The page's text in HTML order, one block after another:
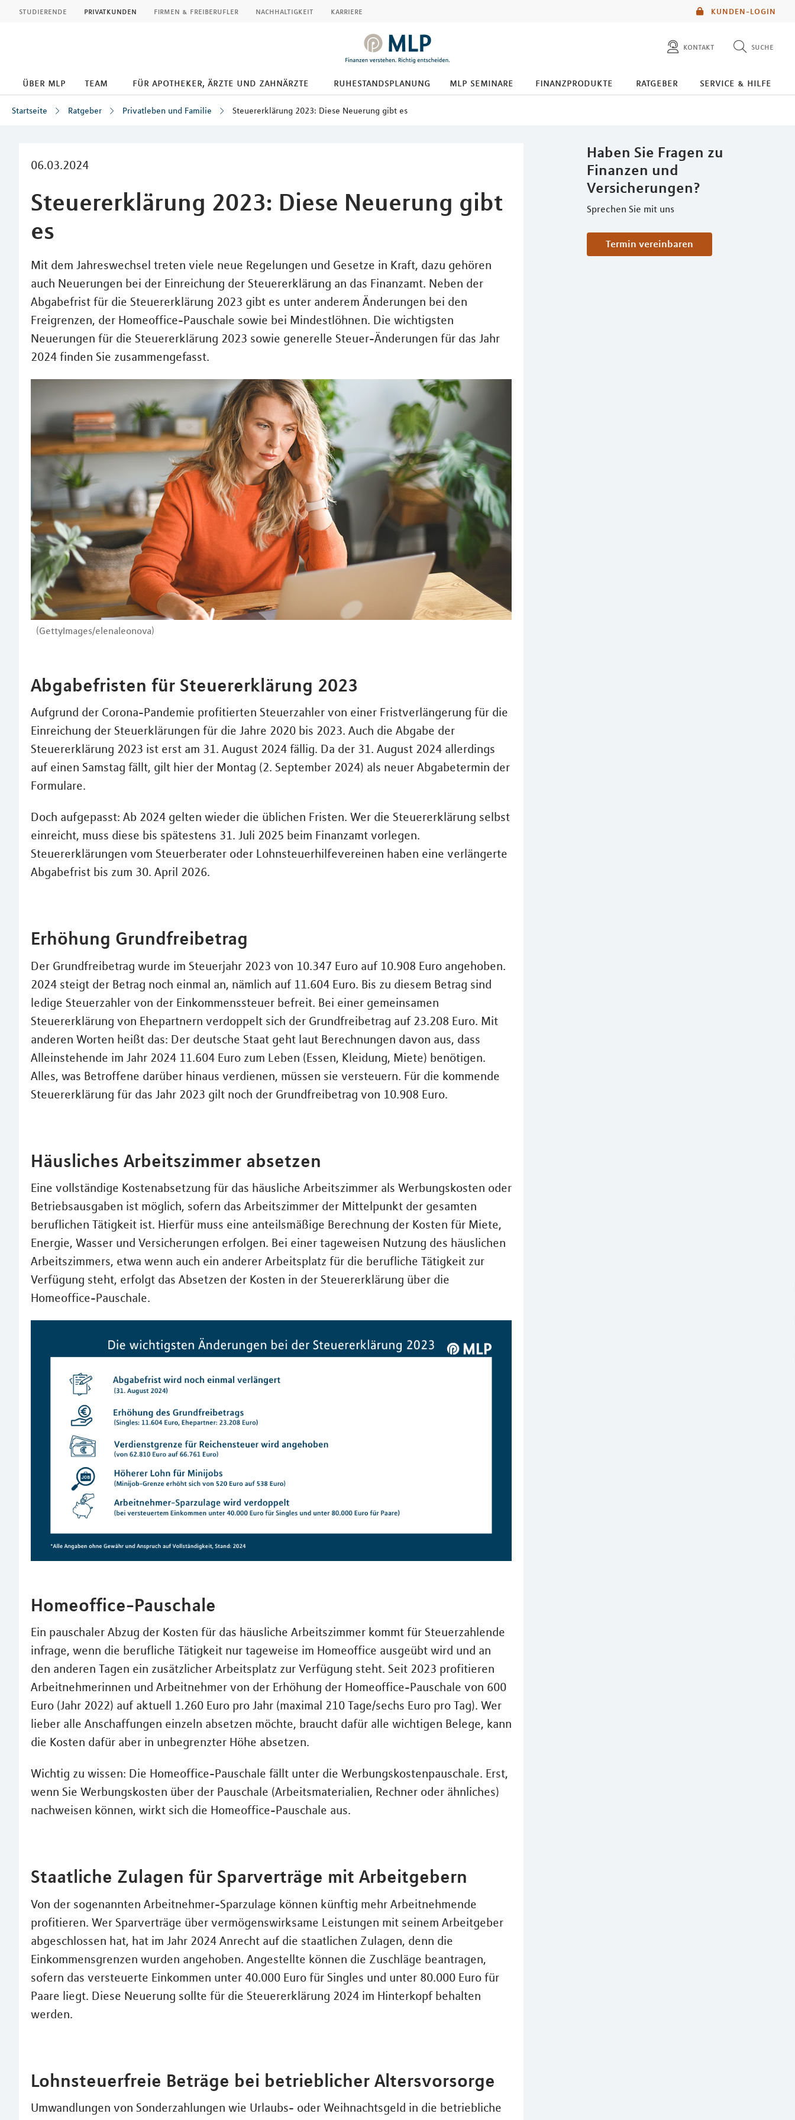
KUNDEN-LOGIN
studierende privatkunden firmen & freiberufler nachhaltigkeit karriere
kontakt suche
diese website durchsuchen
über mlp team für apotheker, ärzte und zahnärzte ruhestandsplanung mlp seminare finanzprodukte ratgeber service & hilfe
Startseite Ratgeber Privatleben und Familie Steuererklärung 2023: Diese Neuerung gibt es
06.03.2024
Steuererklärung 2023: Diese Neuerung gibt
es
Mit dem Jahreswechsel treten viele neue Regelungen und Gesetze in Kraft, dazu gehören
auch Neuerungen bei der Einreichung der Steuererklärung an das Finanzamt. Neben der
Abgabefrist für die Steuererklärung 2023 gibt es unter anderem Änderungen bei den
Freigrenzen, der Homeoffice-Pauschale sowie bei Mindestlöhnen. Die wichtigsten
Neuerungen für die Steuererklärung 2023 sowie generelle Steuer-Änderungen für das Jahr
2024 finden Sie zusammengefasst.
(GettyImages/elenaleonova)
Haben Sie Fragen zu
Finanzen und
Versicherungen?
Sprechen Sie mit uns
Termin vereinbaren
Abgabefristen für Steuererklärung 2023
Aufgrund der Corona-Pandemie profitierten Steuerzahler von einer Fristverlängerung für die
Einreichung der Steuerklärungen für die Jahre 2020 bis 2023. Auch die Abgabe der
Steuererklärung 2023 ist erst am 31. August 2024 fällig. Da der 31. August 2024 allerdings
auf einen Samstag fällt, gilt hier der Montag (2. September 2024) als neuer Abgabetermin der
Formulare.
Doch aufgepasst: Ab 2024 gelten wieder die üblichen Fristen. Wer die Steuererklärung selbst
einreicht, muss diese bis spätestens 31. Juli 2025 beim Finanzamt vorlegen.
Steuererklärungen vom Steuerberater oder Lohnsteuerhilfevereinen haben eine verlängerte
Abgabefrist bis zum 30. April 2026.
Erhöhung Grundfreibetrag
Der Grundfreibetrag wurde im Steuerjahr 2023 von 10.347 Euro auf 10.908 Euro angehoben.
2024 steigt der Betrag noch einmal an, nämlich auf 11.604 Euro. Bis zu diesem Betrag sind
ledige Steuerzahler von der Einkommenssteuer befreit. Bei einer gemeinsamen
Steuererklärung von Ehepartnern verdoppelt sich der Grundfreibetrag auf 23.208 Euro. Mit
anderen Worten heißt das: Der deutsche Staat geht laut Berechnungen davon aus, dass
Alleinstehende im Jahr 2024 11.604 Euro zum Leben (Essen, Kleidung, Miete) benötigen.
Alles, was Betroffene darüber hinaus verdienen, müssen sie versteuern. Für die kommende
Steuererklärung für das Jahr 2023 gilt noch der Grundfreibetrag von 10.908 Euro.
Häusliches Arbeitszimmer absetzen
Eine vollständige Kostenabsetzung für das häusliche Arbeitszimmer als Werbungskosten oder
Betriebsausgaben ist möglich, sofern das Arbeitszimmer der Mittelpunkt der gesamten
beruflichen Tätigkeit ist. Hierfür muss eine anteilsmäßige Berechnung der Kosten für Miete,
Energie, Wasser und Versicherungen erfolgen. Bei einer tageweisen Nutzung des häuslichen
Arbeitszimmers, etwa wenn auch ein anderer Arbeitsplatz für die berufliche Tätigkeit zur
Verfügung steht, erfolgt das Absetzen der Kosten in der Steuererklärung über die
Homeoffice-Pauschale.
Homeoffice-Pauschale
Ein pauschaler Abzug der Kosten für das häusliche Arbeitszimmer kommt für Steuerzahlende
infrage, wenn die berufliche Tätigkeit nur tageweise im Homeoffice ausgeübt wird und an
den anderen Tagen ein zusätzlicher Arbeitsplatz zur Verfügung steht. Seit 2023 profitieren
Arbeitnehmerinnen und Arbeitnehmer von der Erhöhung der Homeoffice-Pauschale von 600
Euro (Jahr 2022) auf aktuell 1.260 Euro pro Jahr (maximal 210 Tage/sechs Euro pro Tag). Wer
lieber alle Anschaffungen einzeln absetzen möchte, braucht dafür alle wichtigen Belege, kann
die Kosten dafür aber in unbegrenzter Höhe absetzen.
Wichtig zu wissen: Die Homeoffice-Pauschale fällt unter die Werbungskostenpauschale. Erst,
wenn Sie Werbungskosten über der Pauschale (Arbeitsmaterialien, Rechner oder ähnliches)
nachweisen können, wirkt sich die Homeoffice-Pauschale aus.
Staatliche Zulagen für Sparverträge mit Arbeitgebern
Von der sogenannten Arbeitnehmer-Sparzulage können künftig mehr Arbeitnehmende
profitieren. Wer Sparverträge über vermögenswirksame Leistungen mit seinem Arbeitgeber
abgeschlossen hat, hat im Jahr 2024 Anrecht auf die staatlichen Zulagen, denn die
Einkommensgrenzen wurden angehoben. Angestellte können die Zuschläge beantragen,
sofern das versteuerte Einkommen unter 40.000 Euro für Singles und unter 80.000 Euro für
Paare liegt. Diese Neuerung sollte für die Steuererklärung 2024 im Hinterkopf behalten
werden.
Lohnsteuerfreie Beträge bei betrieblicher Altersvorsorge
Umwandlungen von Sonderzahlungen wie Urlaubs- oder Weihnachtsgeld in die betriebliche